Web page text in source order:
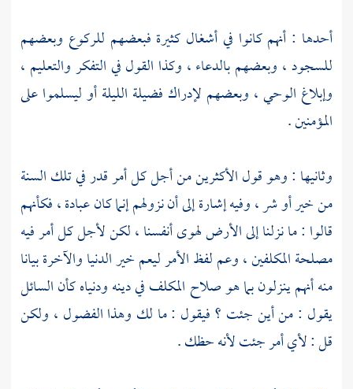
أحدها : أنهم كانوا في أشغال كثيرة فبعضهم للركوع وبعضهم
للسجود ، وبعضهم بالدعاء ، وكذا القول في التفكر والتعليم ،
وإبلاغ الوحي ، وبعضهم لإدراك فضيلة الليلة أو ليسلموا على
المؤمنين .
وثانيها : وهو قول الأكثرين من أجل كل أمر قدر في تلك السنة
من خير أو شر ، وفيه إشارة إلى أن نزولهم إنما كان عبادة ، فكأنهم
قالوا : ما نزلنا إلى الأرض لهوى أنفسنا ، لكن لأجل كل أمر فيه
مصلحة المكلفين ، وعم لفظ الأمر ليعم خير الدنيا والآخرة بيانا
منه أنهم ينزلون بما هو صلاح المكلف في دينه ودنياه كأن السائل
يقول : من أين جئت ؟ فيقول : ما لك وهذا الفضول ، ولكن
قل : لأي أمر جئت لأنه حظك .